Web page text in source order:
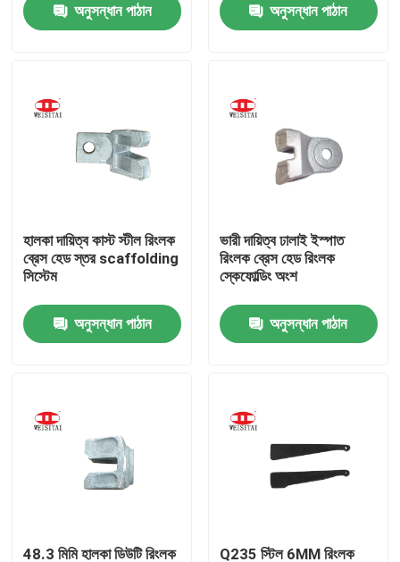
পণ্য
আমাদের সম্পর্কে
মান নিয়ন্ত্রণ
যোগাযোগ করুন
ইস্পাত ভারা পার্টস
ফ্রেম ভারা পার্টস
অনুসন্ধান পাঠান
অনুসন্ধান পাঠান
হালকা দায়িত্ব কাস্ট স্টীল রিংলক
ব্রেস হেড স্তর scaffolding
সিস্টেম
অনুসন্ধান পাঠান
ভারী দায়িত্ব ঢালাই ইস্পাত
রিংলক ব্রেস হেড রিংলক
স্কেফোল্ডিং অংশ
অনুসন্ধান পাঠান
48.3 মিমি হালকা ডিউটি রিংলক Q235 স্টিল 6MM রিংলক